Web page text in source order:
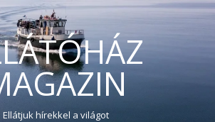
Ellátjuk hírekkel a világot